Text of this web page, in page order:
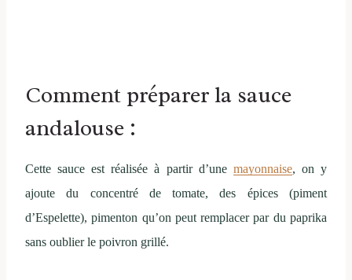
Comment préparer la sauce
andalouse :
Cette sauce est réalisée à partir d’une mayonnaise, on y
ajoute du concentré de tomate, des épices (piment
d’Espelette), pimenton qu’on peut remplacer par du paprika
sans oublier le poivron grillé.